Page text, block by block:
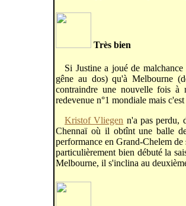
Très bien
Si Justine a joué de
gêne au dos) qu'à Melbourne
contraindre une nouvelle fois à
redevenue n°1 mondiale mais
Kristof Vliegen n'a pas perdu,
Chennaï où il obtînt une balle
performance en Grand-Chelem
particulièrement bien débuté la
Melbourne, il s'inclina au